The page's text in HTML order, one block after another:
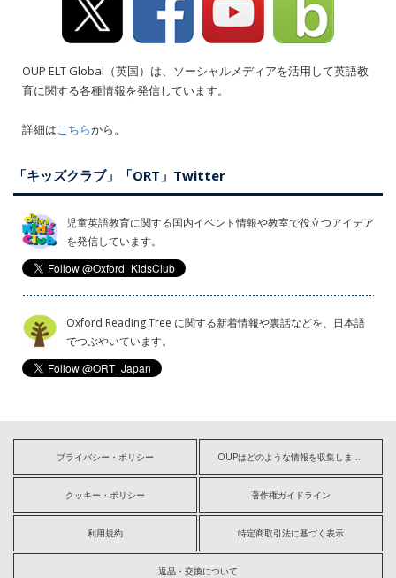
OUP ELT Global（英国）は、ソーシャルメディアを活用して英語教
育に関する各種情報を発信しています。
詳細はこちらから。
「キッズクラブ」「ORT」Twitter
児童英語教育に関する国内イベント情報や教室で役立つアイデア
を発信しています。
Oxford Reading Tree に関する新着情報や裏話などを、日本語
でつぶやいています。
プライバシー・ポリシー OUPはどのような情報を収集しますか?
クッキー・ポリシー 著作権ガイドライン
利用規約 特定商取引法に基づく表示
返品・交換について